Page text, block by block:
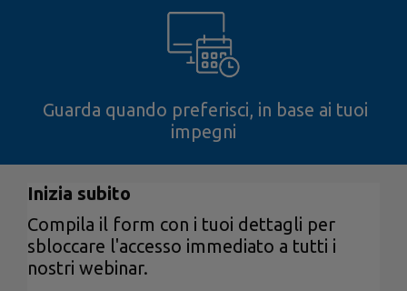
Guarda quando preferisci, in base ai tuoi
impegni
Inizia subito
Compila il form con i tuoi dettagli per
sbloccare l'accesso immediato a tutti i
nostri webinar.